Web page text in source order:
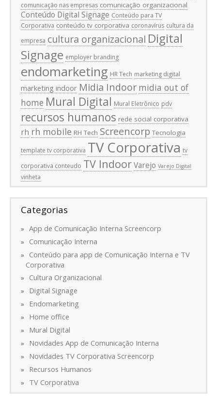
comunicação nas empresas comunicação organizacional
Conteúdo Digital Signage Conteúdo para TV
Corporativa conteúdo tv corporativa coronavírus cultura da
empresa cultura organizacional Digital
Signage employer branding
endomarketing HR Tech marketing digital
marketing indoor Midia Indoor midia out of
home Mural Digital Mural Eletrônico pdv
recursos humanos rede social corporativa
rh rh mobile RH Tech Screencorp Tecnologia
template tv corporativa TV Corporativa tv
corporativa conteudo TV IndoorVarejo Varejo Digital
vinheta
Categorias
App de Comunicação Interna Screencorp
Comunicação Interna
Conteúdo para app de Comunicação Interna e TV
Corporativa
Cultura Organizacional
Digital Signage
Endomarketing
Home office
Mural Digital
Novidades App de Comunicação Interna
Novidades TV Corporativa Screencorp
Recursos Humanos
TV Corporativa